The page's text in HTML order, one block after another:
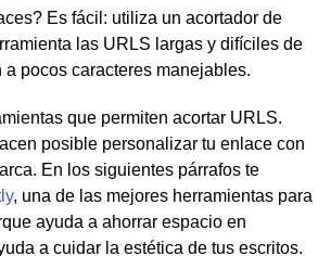
Es fácil: utiliza un acortador de
las URLS largas y difíciles de
a pocos caracteres manejables.
que permiten acortar URLS.
posible personalizar tu enlace con
En los siguientes párrafos te
, una de las mejores herramientas para
ayuda a ahorrar espacio en
a cuidar la estética de tus escritos.